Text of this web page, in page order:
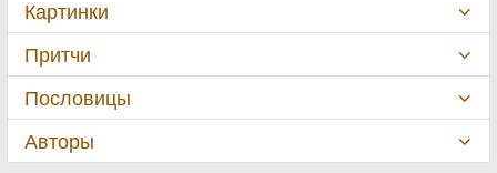
Картинки
Притчи
Пословицы
Авторы